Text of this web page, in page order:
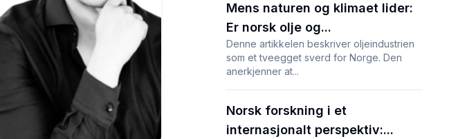
Mens naturen og klimaet lider:
Er norsk olje og...
Denne artikkelen beskriver oljeindustrien
som et tveegget sverd for Norge. Den
anerkjenner at...
Norsk forskning i et
internasjonalt perspektiv:...